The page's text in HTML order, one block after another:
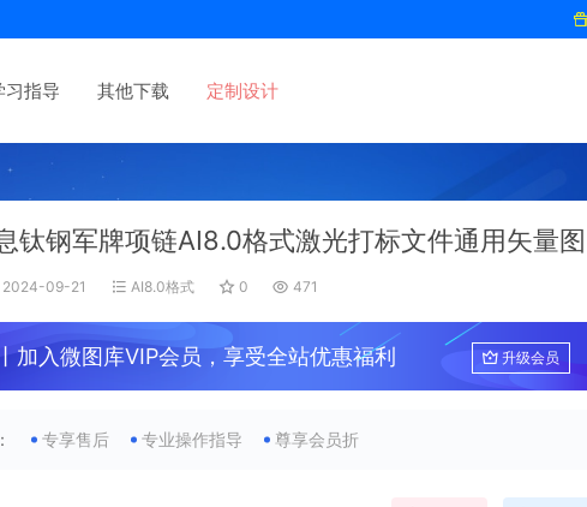
习指导 其他下载 定制设计
钛钢军牌项链AI8.0格式激光打标文件通用矢量图
2024-09-21 AI8.0格式 0 471
加入微图库VIP会员，享受全站优惠福利 升级会员
专享售后 专业操作指导 尊享会员折